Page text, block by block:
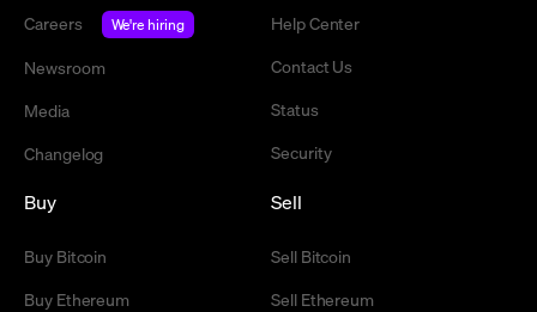
Careers
We're hiring
Newsroom
Media
Changelog
Help Center
Contact Us
Status
Security
Buy
Buy Bitcoin
Buy Ethereum
Sell
Sell Bitcoin
Sell Ethereum